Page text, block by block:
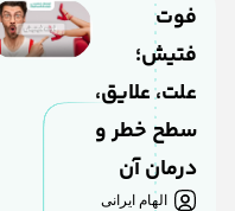
فوت
فتیش؛
علت، علایق،
سطح خطر و
درمان آن
الهام ایرانی